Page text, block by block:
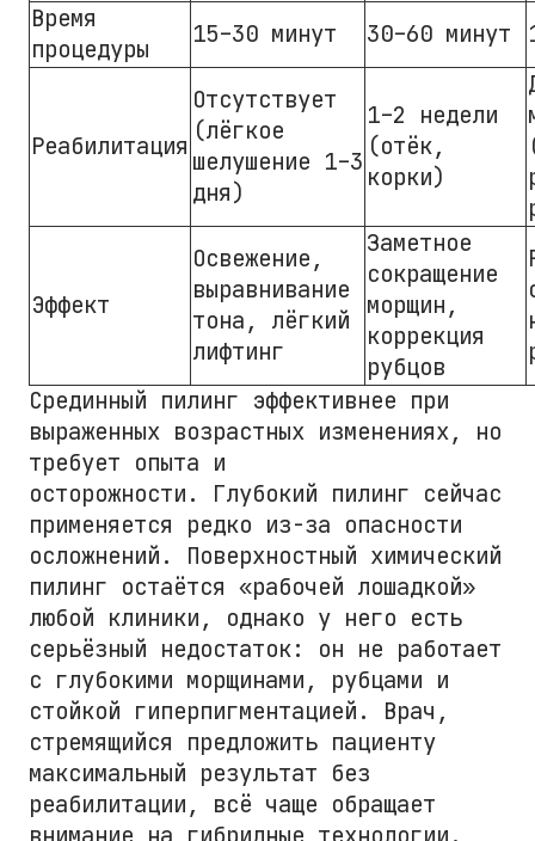
Время
процедуры
15–30 минут 30–60 минут
Реабилитация
Отсутствует
(лёгкое
шелушение 1–3
дня)
1–2 недели
(отёк,
корки)
Эффект
Освежение,
выравнивание
тона, лёгкий
лифтинг
Заметное
сокращение
морщин,
коррекция
рубцов
Срединный пилинг эффективнее при
выраженных возрастных изменениях, но
требует опыта и
осторожности. Глубокий пилинг сейчас
применяется редко из-за опасности
осложнений. Поверхностный химический
пилинг остаётся «рабочей лошадкой»
любой клиники, однако у него есть
серьёзный недостаток: он не работает
с глубокими морщинами, рубцами и
стойкой гиперпигментацией. Врач,
стремящийся предложить пациенту
максимальный результат без
реабилитации, всё чаще обращает